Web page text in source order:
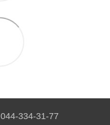
044-334-31-77